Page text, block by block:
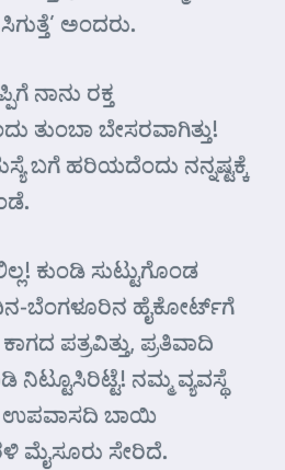
ಅಂದರು.
ನಾನು ರಕ್ತ
ತುಂಬಾ ಬೇಸರವಾಗಿತ್ತು!
ಬಗೆ ಹರಿಯದೆಂದು ನನ್ನಷ್ಟಕ್ಕೆ
ಕುಂಡಿ ಸುಟ್ಟುಗೊಂಡ
ಬೆಂಗಳೂರಿನ ಹೈಕೋರ್ಟ್‌ಗೆ
ಪತ್ರವಿತ್ತು, ಪ್ರತಿವಾದಿ
ನಿಟ್ಟೂಸಿರಿಟ್ಟೆ! ನಮ್ಮ ವ್ಯವಸ್ಥೆ
ಉಪವಾಸದಿ ಬಾಯಿ
ಮೈಸೂರು ಸೇರಿದೆ.